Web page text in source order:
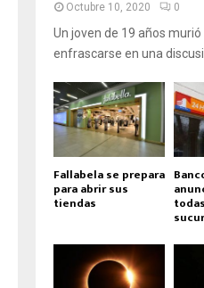
Octubre 10, 2020 0
Un joven de 19 años murió
enfrascarse en una
Fallabela se prepara
para abrir sus
tiendas